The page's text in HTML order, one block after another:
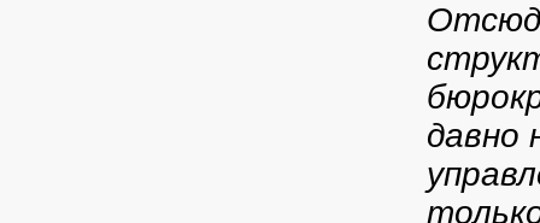
давно